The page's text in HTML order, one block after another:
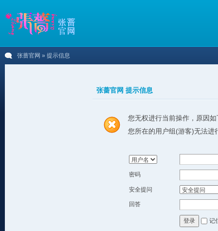
张蔷官网 » 提示信息
张蔷官网 提示信息
您无权进行当前操作，原因如
您所在的用户组(游客)无法进
密码
安全提问
回答
登录 记